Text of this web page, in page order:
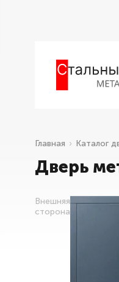
Дверь
Главная Каталог
Внешняя
сторона